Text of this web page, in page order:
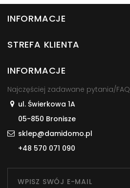
INFORMACJE
STREFA KLIENTA
INFORMACJE
Najczęściej zadawane pytania/FAQ
ul. Świerkowa 1A
05-850 Bronisze
sklep@damidomo.pl
+48 570 071 090